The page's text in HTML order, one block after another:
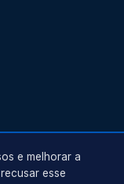
e melhorar a
esse